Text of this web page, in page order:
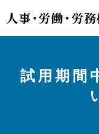
人事・労働・労
試用期間